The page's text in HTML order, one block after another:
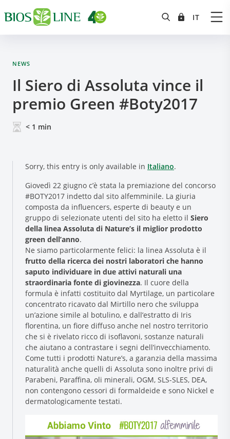
Research and Quality
Social & Environment
News
Gallery
NEWS
Il Siero di Assoluta vince il
premio Green #Boty2017
< 1 min
Sorry, this entry is only available in Italiano.
Giovedì 22 giugno c’è stata la premiazione del concorso
#BOTY2017 indetto dal sito alfemminile. La giuria
composta da influencers, esperte di beauty e un
gruppo di selezionate utenti del sito ha eletto il Siero
della linea Assoluta di Nature’s il miglior prodotto
green dell’anno.
Ne siamo particolarmente felici: la linea Assoluta è il
frutto della ricerca dei nostri laboratori che hanno
saputo individuare in due attivi naturali una
straordinaria fonte di giovinezza. Il cuore della
formula è infatti costituito dal Myrtilage, un particolare
concentrato ricavato dal Mirtillo nero che sviluppa
un’azione simile al botulino, e dall’estratto di Iris
florentina, un fiore diffuso anche nel nostro territorio
che si è rivelato ricco di isoflavoni, sostanze naturali
che aiutano a contrastare i segni dell’invecchiamento.
Come tutti i prodotti Nature’s, a garanzia della massima
naturalità anche quelli di Assoluta sono inoltre privi di
Parabeni, Paraffina, oli minerali, OGM, SLS-SLES, DEA,
non contengono cessori di formaldeide e sono Nickel e
dermatologicamente testati.